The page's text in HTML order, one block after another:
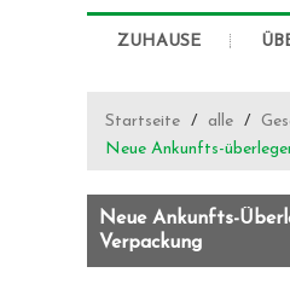
ZUHAUSE
Startseite / alle /
Neue Ankunfts-
Neue Ankunfts-
Verpackung